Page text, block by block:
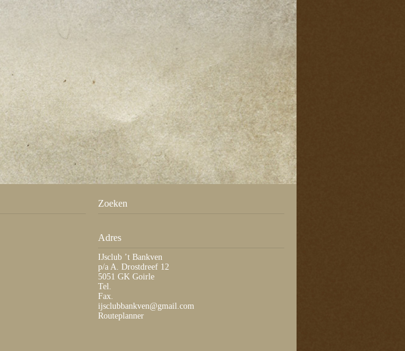
Zoeken
Adres
IJsclub ’t Bankven
p/a A. Drostdreef 12
5051 GK Goirle
Tel.
Fax.
ijsclubbankven@gmail.com
Routeplanner